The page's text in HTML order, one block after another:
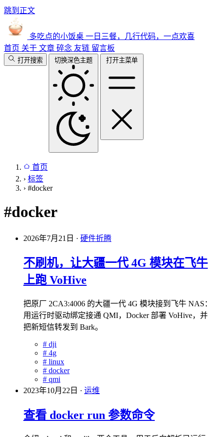
跳到正文
多吃点的小饭桌 一日三餐，几行代码，一点欢喜
首页 关于 文章 碎念 友链 留言板
打开搜索 切换深色主题 打开主菜单
首页
› 标签
› #docker
#docker
2026年7月21日 · 硬件折腾
不刷机，让大疆一代 4G 模块在飞牛
上跑 VoHive
把原厂 2CA3:4006 的大疆一代 4G 模块接到飞牛 NAS：
用运行时驱动绑定接通 QMI，Docker 部署 VoHive，并
把新短信转发到 Bark。
# dji
# 4g
# linux
# docker
# qmi
2023年10月22日 · 运维
查看 docker run 参数命令